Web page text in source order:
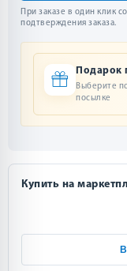
При заказе в один клик
подтверждения заказа.
Подарок
Выберите
посылке
Купить на